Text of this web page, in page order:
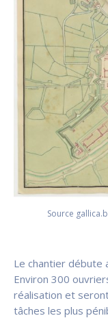
Source
Le chantier débute
Environ 300
réalisation et
tâches les plus